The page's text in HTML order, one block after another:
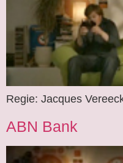
Regie: Jacques
ABN Bank